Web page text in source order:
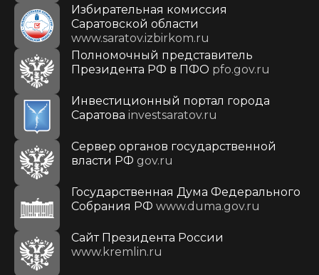
Избирательная комиссия
Саратовской области
www.saratov.izbirkom.ru
Полномочный представитель
Президента РФ в ПФО pfo.gov.ru
Инвестиционный портал города
Саратова investsaratov.ru
Сервер органов государственной
власти РФ gov.ru
Государственная Дума Федерального
Собрания РФ www.duma.gov.ru
Cайт Президента России
www.kremlin.ru